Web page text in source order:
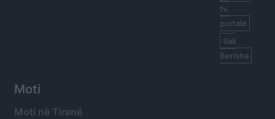
tv,
portale
Sali
Berisha
Moti
Moti në Tiranë